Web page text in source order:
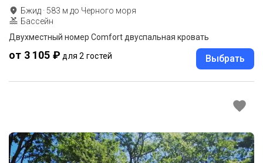
Бжид · 583 м до Черного моря
Бассейн
Двухместный номер Comfort двуспальная кровать
от 3 105 ₽ для 2 гостей Выбрать